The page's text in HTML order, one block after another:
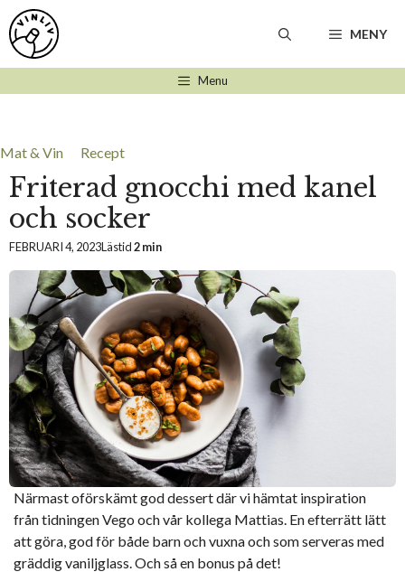
Hoppa
till
innehåll
MENY
Menu
Mat & Vin Recept
Friterad gnocchi med kanel
och socker
FEBRUARI 4, 2023Lästid2 min
Närmast oförskämt god dessert där vi hämtat inspiration
från tidningen Vego och vår kollega Mattias. En efterrätt lätt
att göra, god för både barn och vuxna och som serveras med
gräddig vaniljglass. Och så en bonus på det!